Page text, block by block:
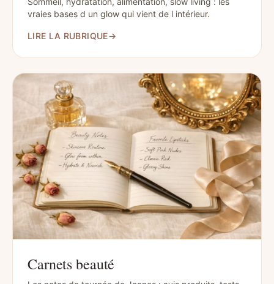
vraies bases d un glow qui vient de l intérieur.
LIRE LA RUBRIQUE→
Carnets beauté